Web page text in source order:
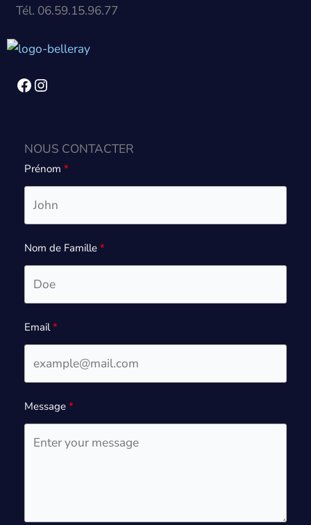
Tél. 06.59.15.96.77
Facebook
Instagram
NOUS CONTACTER
Prénom
Nom de Famille
Email
Message